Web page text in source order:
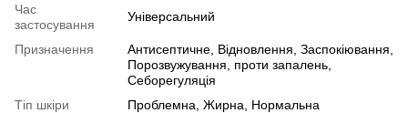
Час
застосування
Універсальний
Призначення
Антисептичне, Відновлення, Заспокіювання,
Порозвужування, проти запалень,
Себорегуляція
Тіп шкіри
Проблемна, Жирна, Нормальна